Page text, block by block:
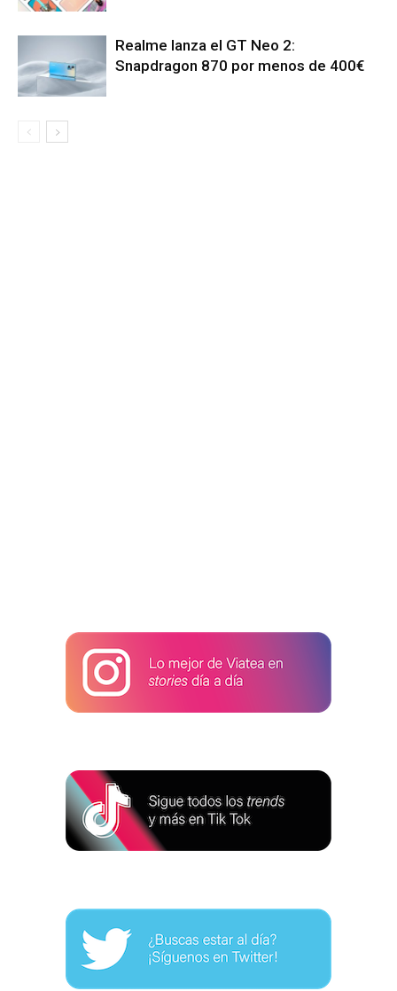
Realme lanza el GT Neo 2:
Snapdragon 870 por menos de 400€